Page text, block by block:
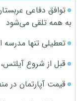
توافق دفاعی
به همه تلقی می‌شود
تعطیلی تنها مدرسه
قبل از شروع
قیمت آپارتمان در منطقه 22 تهران